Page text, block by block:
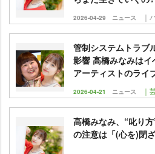
2026-04-29 ニュース ｜
管制システムトラブ
影響 高橋みなみは
アーティストのライ
2026-04-21 ニュース ｜
高橋みなみ、“叱り
の注意は「(心を)閉